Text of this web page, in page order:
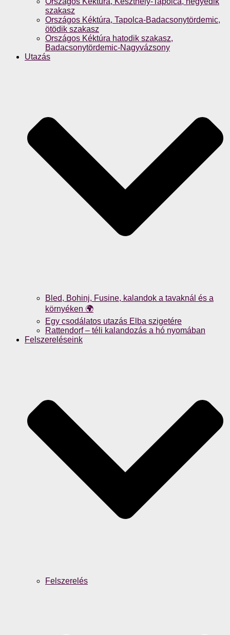
szakasz
Országos Kéktúra, Tapolca-Badacsonytördemic,
ötödik szakasz
Országos Kéktúra hatodik szakasz,
Badacsonytördemic-Nagyvázsony
Utazás
Bled, Bohinj, Fusine, kalandok a tavaknál és a
környéken 🌍
Egy csodálatos utazás Elba szigetére
Rattendorf – téli kalandozás a hó nyomában
Felszereléseink
Felszerelés